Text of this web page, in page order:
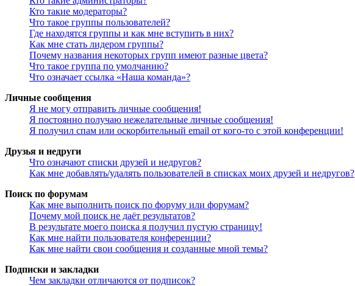
Кто такие модераторы?
Что такое группы пользователей?
Где находятся группы и как мне вступить в них?
Как мне стать лидером группы?
Почему названия некоторых групп имеют разные цвета?
Что такое группа по умолчанию?
Что означает ссылка «Наша команда»?
Личные сообщения
Я не могу отправить личные сообщения!
Я постоянно получаю нежелательные личные сообщения!
Я получил спам или оскорбительный email от кого-то с этой конференции!
Друзья и недруги
Что означают списки друзей и недругов?
Как мне добавлять/удалять пользователей в списках моих друзей и недругов?
Поиск по форумам
Как мне выполнить поиск по форуму или форумам?
Почему мой поиск не даёт результатов?
В результате моего поиска я получил пустую страницу!
Как мне найти пользователя конференции?
Как мне найти свои сообщения и созданные мной темы?
Подписки и закладки
Чем закладки отличаются от подписок?